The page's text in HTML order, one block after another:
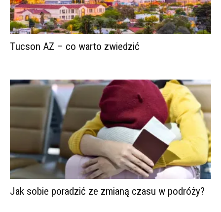
Tucson AZ – co warto zwiedzić
Jak sobie poradzić ze zmianą czasu w podróży?